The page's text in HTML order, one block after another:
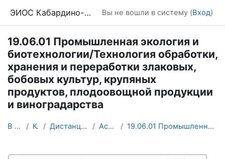
ЭИОС Кабардино-Балкарского ГАУ Вы не вошли в систему (Вход)
19.06.01 Промышленная экология и
биотехнологии/Технология обработки,
хранения и переработки злаковых,
бобовых культур, крупяных
продуктов, плодоовощной продукции
и виноградарства
В начало Курсы Дистанционное обучение Аспирантура 19.06.01 Промышленная экология и биотехнологии/Тех...